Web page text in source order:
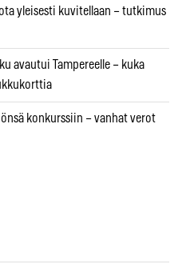
yleisesti kuvitellaan – tutkimus
avautui Tampereelle – kuka
konkurssiin – vanhat verot